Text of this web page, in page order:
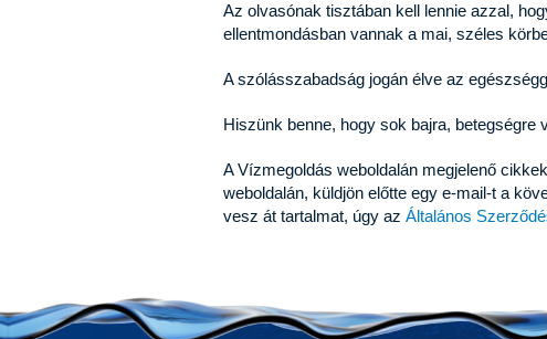
Az olvasónak tisztában kell lennie azzal,
ellentmondásban vannak a mai, széles
A szólásszabadság jogán élve az
Hiszünk benne, hogy sok bajra,
A Vízmegoldás weboldalán megjelenő
weboldalán, küldjön előtte egy e-mail-t a
vesz át tartalmat, úgy az Általános